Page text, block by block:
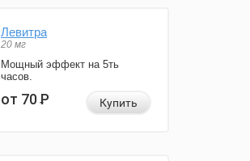
Левитра
20 мг
Мощный эффект на 5ть
часов.
от 70Р Купить